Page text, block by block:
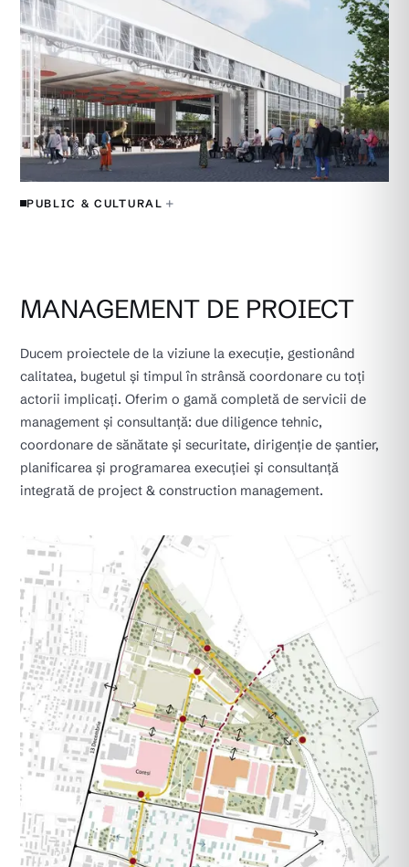
PUBLIC & CULTURAL +
MANAGEMENT DE PROIECT
Ducem proiectele de la viziune la execuție, gestionând
calitatea, bugetul și timpul în strânsă coordonare cu toți
actorii implicați. Oferim o gamă completă de servicii de
management și consultanță: due diligence tehnic,
coordonare de sănătate și securitate, dirigenție de șantier,
planificarea și programarea execuției și consultanță
integrată de project & construction management.